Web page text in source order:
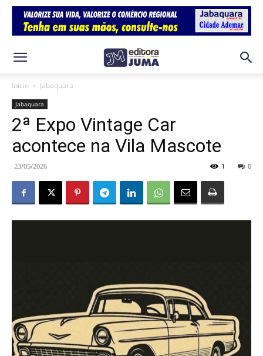
Início Jabaquara
Jabaquara
2ª Expo Vintage Car
acontece na Vila Mascote
23/05/2026 0
1